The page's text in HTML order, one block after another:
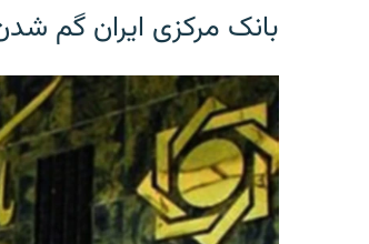
بانک مرکزی ایران گم شدن ۹ میلیارد دلار را تکذیب